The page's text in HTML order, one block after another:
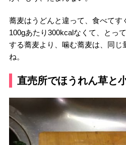
蕎麦はうどんと違って、食べてす
100gあたり300kcalなくて、とっ
する蕎麦より、噛む蕎麦は、同じ
ね。
直売所でほうれん草と